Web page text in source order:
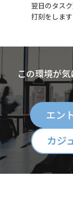
翌日のタス
打刻をします
この環境が
エン
カジ